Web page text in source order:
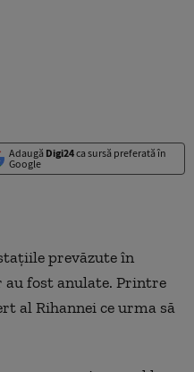
Adaugă Digi24ca sursă preferată în
Google
prevăzute în
au fost anulate. Printre
al Rihannei ce urma să